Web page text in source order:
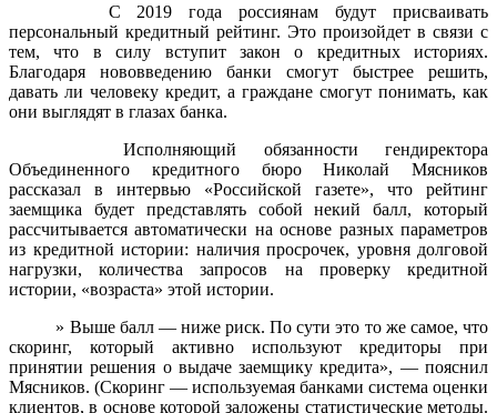
С 2019 года россиянам будут присваивать
персональный кредитный рейтинг. Это произойдет в связи с
тем, что в силу вступит закон о кредитных историях.
Благодаря нововведению банки смогут быстрее решить,
давать ли человеку кредит, а граждане смогут понимать, как
они выглядят в глазах банка.
Исполняющий обязанности гендиректора
Объединенного кредитного бюро Николай Мясников
рассказал в интервью «Российской газете», что рейтинг
заемщика будет представлять собой некий балл, который
рассчитывается автоматически на основе разных параметров
из кредитной истории: наличия просрочек, уровня долговой
нагрузки, количества запросов на проверку кредитной
истории, «возраста» этой истории.
» Выше балл — ниже риск. По сути это то же самое, что
скоринг, который активно используют кредиторы при
принятии решения о выдаче заемщику кредита», — пояснил
Мясников. (Скоринг — используемая банками система оценки
клиентов, в основе которой заложены статистические методы.